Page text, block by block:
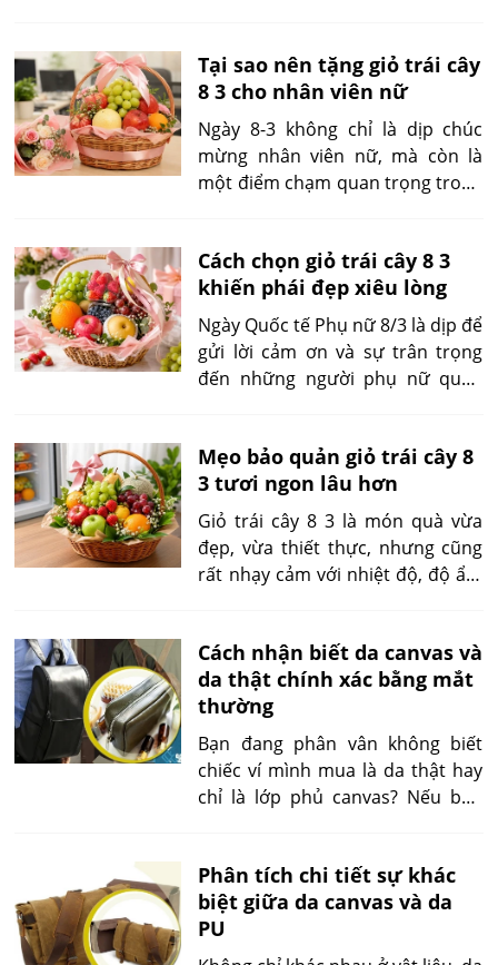
giỏ trái cây đang dần trở thành
lựa chọn được nhiều người ưu
tiên bởi sự thiết thực, tốt cho sức
khỏe và phù hợp với nhiều mối
quan hệ.
Tại sao nên tặng giỏ trái cây
8 3 cho nhân viên nữ
Ngày 8-3 không chỉ là dịp chúc
mừng nhân viên nữ, mà còn là
một điểm chạm quan trọng trong
công ty thể hiện sự ghi nhận,
củng cố tinh thần gắn kết và tạo
cảm xúc tích cực trong nội bộ. Vì
vậy, việc chọn quà 8-3 không nên
chỉ dừng ở câu hỏi “tặng gì cho
đủ”, mà cần trả lời đúng hơn:
cảm thấy được trân trọng hay
không?
Cách chọn giỏ trái cây 8 3
khiến phái đẹp xiêu lòng
Ngày Quốc tế Phụ nữ 8/3 là dịp để
gửi lời cảm ơn và sự trân trọng
đến những người phụ nữ quan
lựa chọn được nhiều người ưu
tiên vì vừa đẹp mắt, vừa thiết
thực, lại mang thông điệp quan
tâm đến sức khỏe.
Mẹo bảo quản giỏ trái cây 8
3 tươi ngon lâu hơn
Giỏ trái cây 8 3 là món quà vừa
đẹp, vừa thiết thực, nhưng cũng
rất nhạy cảm với nhiệt độ, độ ẩm
không chú ý điều kiện bảo quản,
trái cây có thể xuống chất lượng
chỉ sau vài giờ: vỏ mềm, quả chảy
nước, lá trang trí héo, thậm chí
xuất hiện mùi lên men.
Cách nhận biết da canvas và
da thật chính xác bằng mắt
thường
Bạn đang phân vân không biết
chiếc ví mình mua là da thật hay
chỉ là lớp phủ canvas? Nếu bạn
hướng dẫn bạn chi tiết từng dấu
hiệu nhận biết chỉ bằng mắt
thường – không cần thiết bị
chuyên dụng.
Phân tích chi tiết sự khác
biệt giữa da canvas và da
PU